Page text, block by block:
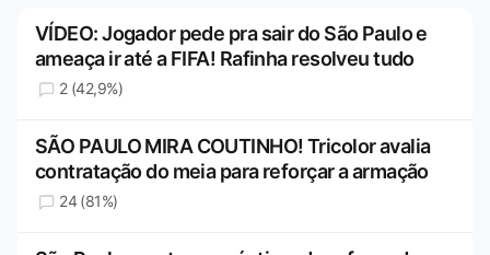
VÍDEO: Jogador pede pra sair do São Paulo e
ameaça ir até a FIFA! Rafinha resolveu tudo
2 (42,9%)
SÃO PAULO MIRA COUTINHO! Tricolor avalia
contratação do meia para reforçar a armação
24 (81%)